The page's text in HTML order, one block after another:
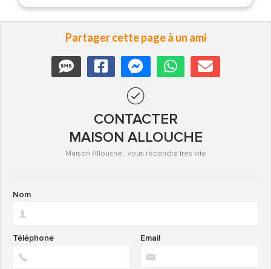
Partager cette page à un ami
CONTACTER
MAISON ALLOUCHE
Maison Allouche , vous répondra très vite
Nom
Email
Téléphone